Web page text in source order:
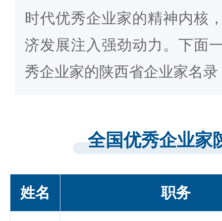
时代优秀企业家的精神内核
济发展注入强劲动力。下面
秀企业家的陕西省企业家名录
全国优秀企业家
姓名 职务